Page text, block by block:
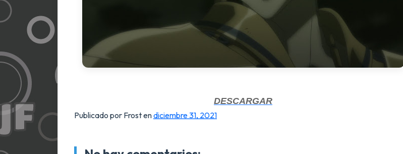
DESCARGAR
Publicado por Frostendiciembre 31, 2021